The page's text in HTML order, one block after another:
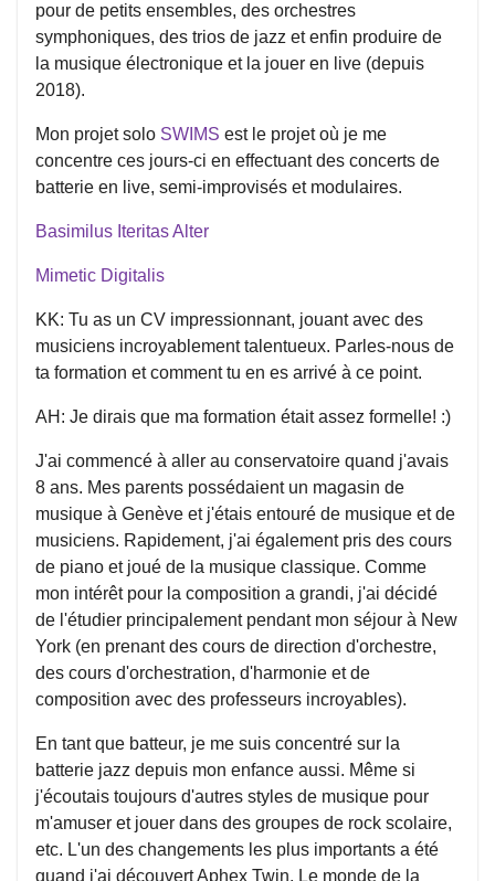
pour de petits ensembles, des orchestres
symphoniques, des trios de jazz et enfin produire de
la musique électronique et la jouer en live (depuis
2018).
Mon projet solo SWIMS est le projet où je me
concentre ces jours-ci en effectuant des concerts de
batterie en live, semi-improvisés et modulaires.
Basimilus Iteritas Alter
Mimetic Digitalis
KK: Tu as un CV impressionnant, jouant avec des
musiciens incroyablement talentueux. Parles-nous de
ta formation et comment tu en es arrivé à ce point.
AH: Je dirais que ma formation était assez formelle! :)
J'ai commencé à aller au conservatoire quand j'avais
8 ans. Mes parents possédaient un magasin de
musique à Genève et j'étais entouré de musique et de
musiciens. Rapidement, j'ai également pris des cours
de piano et joué de la musique classique. Comme
mon intérêt pour la composition a grandi, j'ai décidé
de l'étudier principalement pendant mon séjour à New
York (en prenant des cours de direction d'orchestre,
des cours d'orchestration, d'harmonie et de
composition avec des professeurs incroyables).
En tant que batteur, je me suis concentré sur la
batterie jazz depuis mon enfance aussi. Même si
j'écoutais toujours d'autres styles de musique pour
m'amuser et jouer dans des groupes de rock scolaire,
etc. L'un des changements les plus importants a été
quand j'ai découvert Aphex Twin. Le monde de la